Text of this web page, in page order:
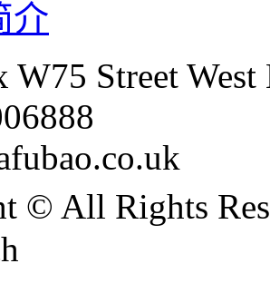
介
W75 Street
© All Rights